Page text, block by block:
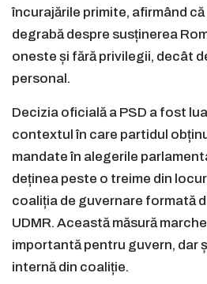
încurajările primite, afirmând
degrabă despre susținerea
oneste și fără privilegii, decât
personal.
Decizia oficială a PSD a fost
contextul în care partidul
mandate în alegerile
deținea peste o treime din
coaliția de guvernare formată
UDMR. Această măsură
importantă pentru guvern, dar
internă din coaliție.